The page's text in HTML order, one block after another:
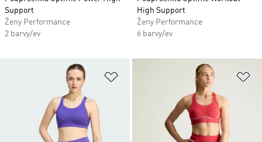
Support
Ženy Performance
2 barvy/ev
High Support
Ženy Performance
6 barvy/ev
Přidat do seznamu přání